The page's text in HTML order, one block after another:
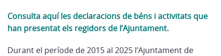
Consulta aquí les declaracions de béns i activitats que
han presentat els regidors de l’Ajuntament.
Durant el període de 2015 al 2025 l’Ajuntament de